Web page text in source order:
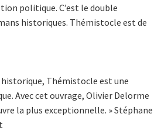
politique. C’est le double
historiques. Thémistocle est de
historique, Thémistocle est une
Avec cet ouvrage, Olivier Delorme
la plus exceptionnelle. » Stéphane